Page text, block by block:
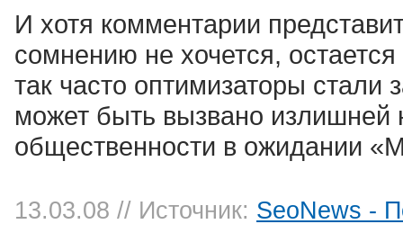
И хотя комментарии
сомнению не хочется,
так часто оптимизаторы стали
может быть вызвано излишней
общественности в ожидании
13.03.08 // Источник: SeoNews -